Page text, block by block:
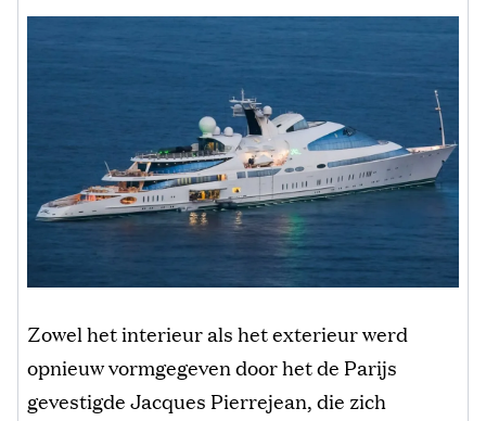
Zowel het interieur als het exterieur werd
opnieuw vormgegeven door het de Parijs
gevestigde Jacques Pierrejean, die zich